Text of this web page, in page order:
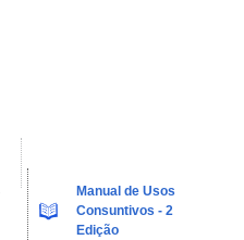
Manual de Usos
Consuntivos - 2
Edição